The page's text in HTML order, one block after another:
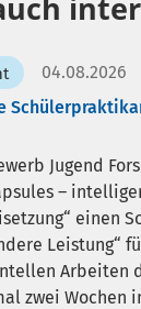
04.08.2026
Jugend
–
einen
Leistung“
Arbeiten
zwei Wochen